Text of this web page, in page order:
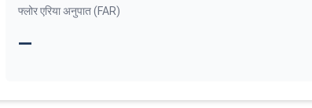
फ्लोर एरिया अनुपात (FAR)
—